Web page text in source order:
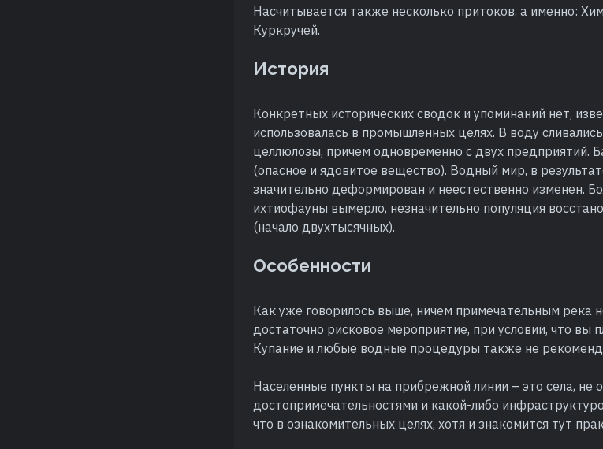
Насчитывается также несколько притоков, а именно:
Куркручей.
История
Конкретных исторических сводок и упоминаний нет,
использовалась в промышленных целях. В воду
целлюлозы, причем одновременно с двух предприятий.
(опасное и ядовитое вещество). Водный мир, в
значительно деформирован и неестественно изменен.
ихтиофауны вымерло, незначительно популяция
(начало двухтысячных).
Особенности
Как уже говорилось выше, ничем примечательным река
достаточно рисковое мероприятие, при условии, что вы
Купание и любые водные процедуры также не
Населенные пункты на прибрежной линии – это села, не
достопримечательностями и какой-либо
что в ознакомительных целях, хотя и знакомится тут